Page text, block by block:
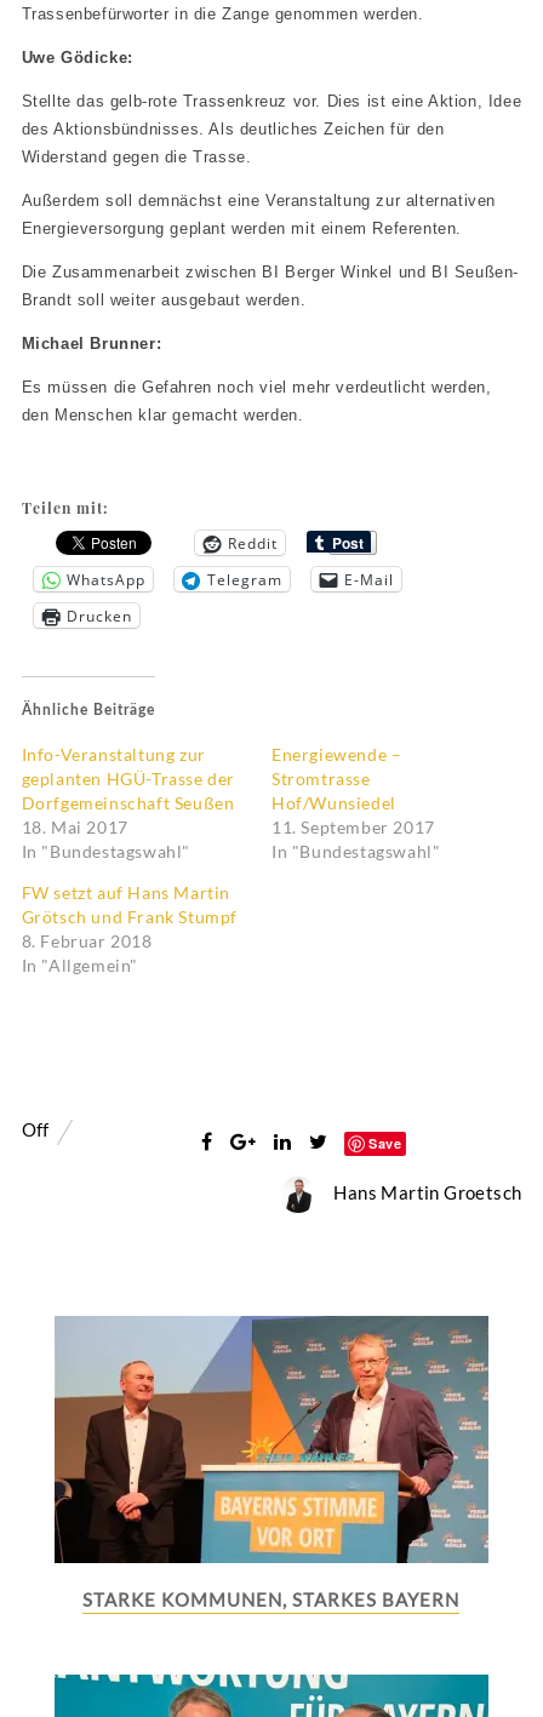
Trassenbefürworter in die Zange genommen werden.
Uwe Gödicke:
Stellte das gelb-rote Trassenkreuz vor. Dies ist eine Aktion, Idee
des Aktionsbündnisses. Als deutliches Zeichen für den
Widerstand gegen die Trasse.
Außerdem soll demnächst eine Veranstaltung zur alternativen
Energieversorgung geplant werden mit einem Referenten.
Die Zusammenarbeit zwischen BI Berger Winkel und BI Seußen-
Brandt soll weiter ausgebaut werden.
Michael Brunner:
Es müssen die Gefahren noch viel mehr verdeutlicht werden,
den Menschen klar gemacht werden.
Teilen mit:
Reddit
WhatsApp
Telegram
E-Mail
Drucken
Ähnliche Beiträge
Info-Veranstaltung zur
geplanten HGÜ-Trasse der
Dorfgemeinschaft Seußen
18. Mai 2017
In "Bundestagswahl"
Energiewende –
Stromtrasse
Hof/Wunsiedel
11. September 2017
In "Bundestagswahl"
FW setzt auf Hans Martin
Grötsch und Frank Stumpf
8. Februar 2018
In "Allgemein"
Off
Save
Hans Martin Groetsch
STARKE KOMMUNEN, STARKES BAYERN